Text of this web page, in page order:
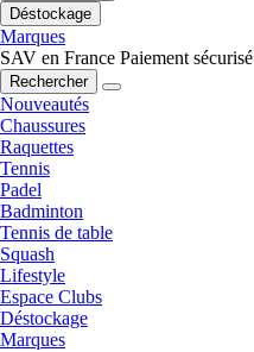
Déstockage
Marques
SAV en France Paiement sécurisé
Rechercher
Nouveautés
Chaussures
Raquettes
Tennis
Padel
Badminton
Tennis de table
Squash
Lifestyle
Espace Clubs
Déstockage
Marques